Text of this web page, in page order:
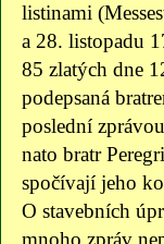
listinami
a 28. listopadu
85 zlatých dne
podepsaná
poslední
nato bratr
spočívají jeho
O stavebních
mnoho zpráv